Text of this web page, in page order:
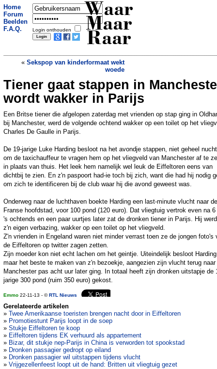
Home
Forum
Beelden
F.A.Q.
Login onthouden
Waar
Maar
Raar
« Sekspop van kinderformaat wekt
woede
Man steekt vriend in brand om bier»
Tiener gaat stappen in
wordt wakker in Parijs
Een Britse tiener die afgelopen zaterdag met vrienden op stap ging in
bij Manchester, werd de volgende ochtend wakker op een toilet op het
Charles De Gaulle in Parijs.
De 19-jarige Luke Harding besloot na het avondje stappen, niet geheel
om de taxichauffeur te vragen hem op het vliegveld van Manchester af te
in plaats van thuis. Het leek hem namelijk wel leuk de Eiffeltoren eens van
dichtbij te zien. En z'n paspoort had-ie toch bij zich, want die had hij nodig
om zich te identificeren bij de club waar hij die avond geweest was.
Onderweg naar de luchthaven boekte Harding een last-minute vlucht naar de
Franse hoofdstad, voor 100 pond (120 euro). Dat vliegtuig vertrok even na 6
's ochtends en een paar uurtjes later zat de dronken tiener in Parijs. Hij
z'n eigen verbazing, wakker op een toilet op het vliegveld.
Z'n vrienden in Engeland waren niet minder verrast toen ze de jongen foto's
de Eiffeltoren op twitter zagen zetten.
Zijn moeder kon niet echt lachen om het geintje. Uiteindelijk besloot Harding
maar het beste te maken van z'n bezoekje, aangezien zijn vlucht terug naar
Manchester pas acht uur later ging. In totaal heeft zijn dronken uitstapje de
jarige 300 pond (ruim 350 euro) gekost.
Emmo 22-11-13 - ©RTL Nieuws
Gerelateerde artikelen
» Twee Amerikaanse toeristen brengen nacht door in Eiffeltoren
» Promotiestunt Parijs loopt in de soep
» Stukje Eiffeltoren te koop
» Eiffeltoren tijdens EK verhuurd als appartement
» Bizar, dit stukje nep-Parijs in China is verworden tot spookstad
» Dronken passagier gedropt op eiland
» Dronken passagier wil uitstappen tijdens vlucht
» Vrijgezellenfeest loopt uit de hand: Britten uit vliegtuig gezet